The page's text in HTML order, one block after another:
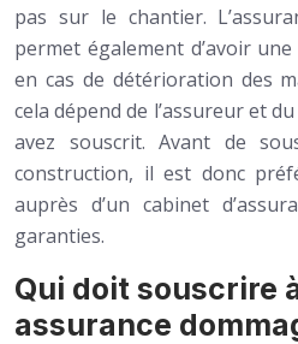
pas sur le chantier.
permet également d’avoir
en cas de détérioration des
cela dépend de l’assureur et
avez souscrit. Avant de
construction, il est donc
auprès d’un cabinet
garanties.
Qui doit souscrire
assurance